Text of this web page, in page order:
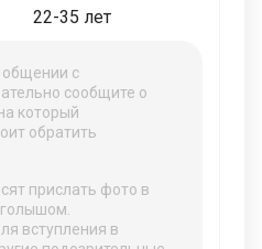
22-35 лет
общении с
сообщите о
который
обратить
прислать фото в
вступления в